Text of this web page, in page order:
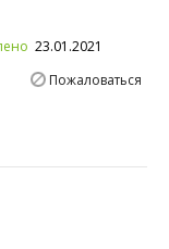
23.01.2021
Пожаловаться